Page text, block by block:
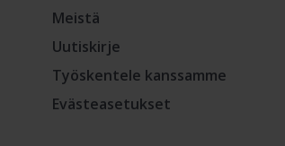
Meistä
Uutiskirje
Työskentele kanssamme
Evästeasetukset